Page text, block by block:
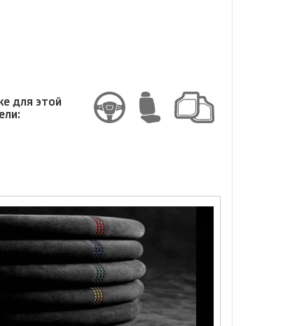
для этой